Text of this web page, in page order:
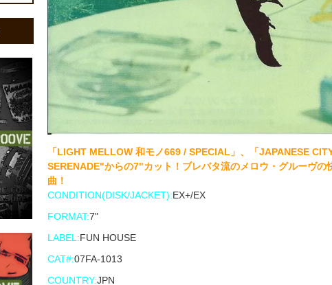
「LIGHT MELLOW 和モノ669 / SPECIAL」、「JAPANESE
SERENADE"からの7"カット！ブレバタ流のメロウ・グルーヴ
曲！
CONDITION(DISK/JACKET):EX+/EX
FORMAT:7"
LABEL:FUN HOUSE
CAT#:07FA-1013
COUNTRY:JPN